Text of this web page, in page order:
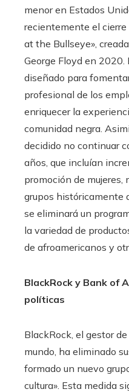
menor en Estados
recientemente el
at the Bullseye»,
George Floyd en
diseñado para
profesional de los
enriquecer la
comunidad negra.
decidido no continuar
años, que incluían
promoción de mujeres,
grupos históricamente
se eliminará un
la variedad de
de afroamericanos y
BlackRock y Bank of
políticas
BlackRock, el gestor
mundo, ha eliminado
formado un nuevo
cultura». Esta medida